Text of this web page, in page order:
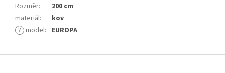
Rozměr:
200 cm
materiál:
kov
? model: EUROPA